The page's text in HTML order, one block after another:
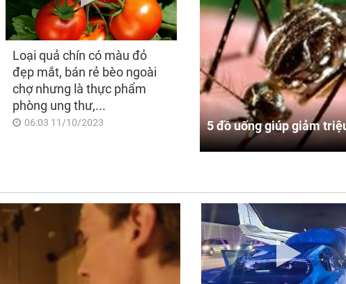
Loại quả chín có màu đỏ
đẹp mắt, bán rẻ bèo ngoài
chợ nhưng là thực phẩm
phòng ung thư,...
06:03 11/10/2023 5 đồ uống giúp giảm